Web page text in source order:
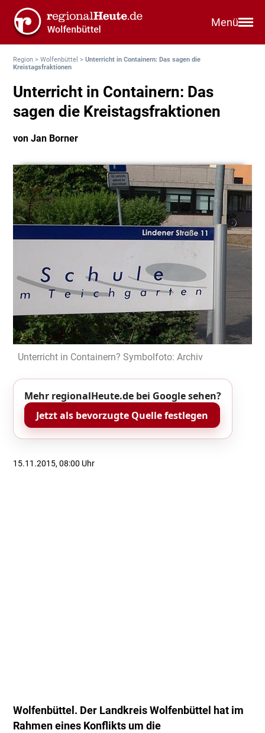
Menü
Region >Wolfenbüttel >Unterricht in Containern: Das sagen die
Kreistagsfraktionen
Unterricht in Containern: Das
sagen die Kreistagsfraktionen
von Jan Borner
Unterricht in Containern? Symbolfoto: Archiv
Mehr regionalHeute.de bei Google sehen?
Jetzt als bevorzugte Quelle festlegen
15.11.2015, 08:00 Uhr
Wolfenbüttel. Der Landkreis Wolfenbüttel hat im
Rahmen eines Konflikts um die